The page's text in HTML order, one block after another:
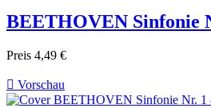
BEETHOVEN Sinfonie
Preis 4,49 €
 Vorschau